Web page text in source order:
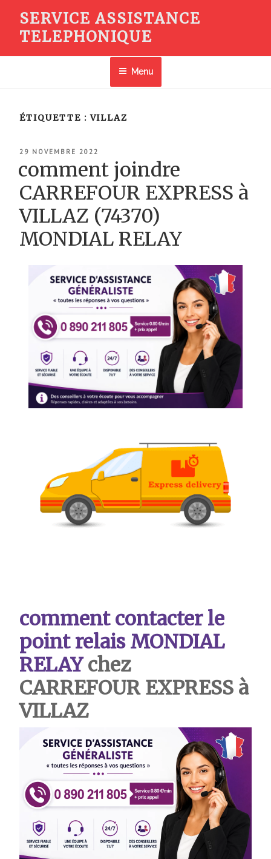
contenu
SERVICE ASSISTANCE
TELEPHONIQUE
Menu
ÉTIQUETTE :VILLAZ
PUBLIÉ
29 NOVEMBRE 2022
comment joindre
CARREFOUR EXPRESS à
VILLAZ (74370)
MONDIAL RELAY
comment contacter le
point relais MONDIAL
RELAYchez
CARREFOUR EXPRESS à
VILLAZ